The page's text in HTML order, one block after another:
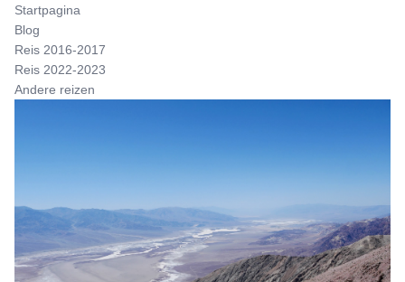
Startpagina
Blog
Reis 2016-2017
Reis 2022-2023
Andere reizen